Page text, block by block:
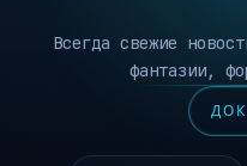
Всегда свежие
фантазии,